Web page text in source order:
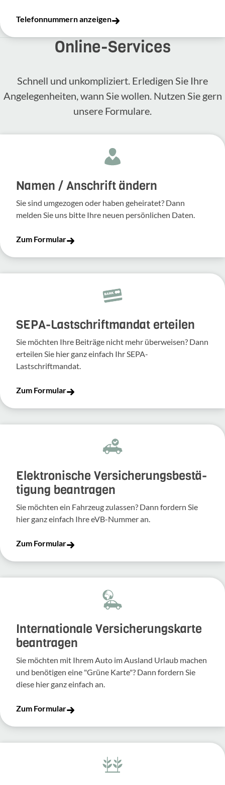
Telefonnummern anzeigen
Online-​Services
Schnell und unkompliziert. Erledigen Sie Ihre
Angelegenheiten, wann Sie wollen. Nutzen Sie gern
unsere Formulare.
Namen / Anschrift ändern
Sie sind umgezogen oder haben geheiratet? Dann
melden Sie uns bitte Ihre neuen persönlichen Daten.
Zum Formular
SEPA-Lastschriftmandat erteilen
Sie möchten Ihre Beiträge nicht mehr überweisen? Dann
erteilen Sie hier ganz einfach Ihr SEPA-
Lastschriftmandat.
Zum Formular
Elek­tro­ni­sche Versi­che­rungs­be­stä­
ti­gung bean­tragen
Sie möchten ein Fahr­zeug zulassen? Dann fordern Sie
hier ganz einfach Ihre eVB-​Nummer an.
Zum Formular
Inter­na­tio­nale Versi­che­rungs­karte
bean­tragen
Sie möchten mit Ihrem Auto im Ausland Urlaub machen
und benö­tigen eine "Grüne Karte"? Dann fordern Sie
diese hier ganz einfach an.
Zum Formular